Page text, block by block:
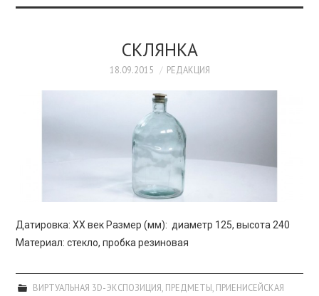
СКЛЯНКА
18.09.2015 РЕДАКЦИЯ
Датировка: XX век Размер (мм): диаметр 125, высота 240
Материал: стекло, пробка резиновая
ВИРТУАЛЬНАЯ 3D-ЭКСПОЗИЦИЯ, ПРЕДМЕТЫ, ПРИЕНИСЕЙСКАЯ